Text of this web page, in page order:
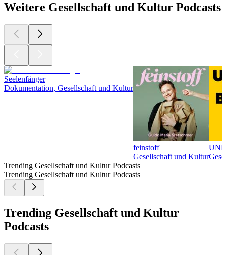
Weitere Gesellschaft und Kultur Podcasts
Seelenfänger
Dokumentation, Gesellschaft und Kultur
feinstoff
Gesellschaft und Kultur
Trending Gesellschaft und Kultur Podcasts
Trending Gesellschaft und Kultur Podcasts
Trending Gesellschaft und Kultur
Podcasts